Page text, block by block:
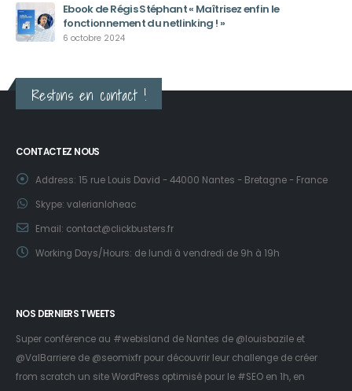
Ebook de Régis Stéphant « Maîtrisez enfin le
fonctionnement du netlinking ! »
6 octobre 2024
Restons en contact !
CONTACTEZ NOUS
Address: 15 rue Louis David - 44000 Nantes - Bretagne - France
Skype: valerianloheac
Email: contact@clickbusters.fr
Working Days/Hours: de lundi à vendredi de 9h à 19h
NOS DERNIERS TWEETS
Super conférence au #webisland de Nantes de @louisbazile et
@ValBarriere de @seomixfr pour découvrir leur challenge de créer
from scratch un site WordPress optimisé pour le #SEO en 1h, en